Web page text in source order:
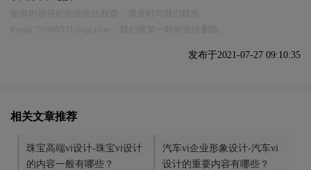
发布于2021-07-27 09:10:35
相关文章推荐
珠宝高端vi设计-珠宝vi设计
的内容一般有哪些？
汽车vi企业形象设计-汽车vi
设计的重要内容有哪些？